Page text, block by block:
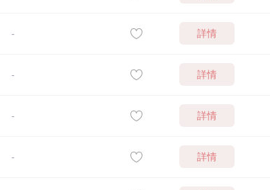
- 詳情
- 詳情
- 詳情
- 詳情